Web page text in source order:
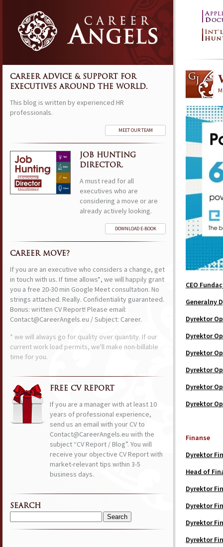
CEO
Generalny
Dyrektor
Dyrektor
Dyrektor
Dyrektor
Dyrektor
Dyrektor
Finanse
Dyrektor
Head of
Dyrektor
Dyrektor
Dyrektor
Dyrektor
CAREER ADVICE & SUPPORT FOR
EXECUTIVES AROUND THE WORLD.
This blog is written by experienced HR
professionals.
MEET OUR TEAM
JOB HUNTING
DIRECTOR.
A must read for all
executives who are
considering a move or are
already actively looking.
DOWNLOAD E-BOOK
CAREER MOVE?
If you are an executive who considers a change, get
in touch with us. If time allows*, we will happily grant
you a free 20-30 min Google Meet consultation. No
strings attached. Really. Confidentiality guaranteed.
Bonus: written CV Report! Please email:
Contact@CareerAngels.eu / Subject: Career.
* we will always go for quality over quantity. If our
current work load permits, we'll make non-billable
time for you.
FREE CV REPORT
If you are a manager with at least 10
years of professional experience,
send us an email with your CV to
Contact@CareerAngels.eu with the
subject “CV Report / Blog”. You will
receive your objective CV Report with
market-relevant tips within 3-5
business days.
SEARCH
Search
for: